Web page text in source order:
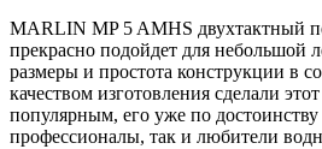
MARLIN MP 5 AMHS двухтактный
прекрасно подойдет для небольшой
размеры и простота конструкции в
качеством изготовления сделали
популярным, его уже по
профессионалы, так и любители